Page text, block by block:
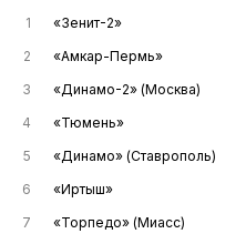
1 «Зенит-2»
2
«Амкар-Пермь»
3
«Динамо-2» (Москва)
4
«Тюмень»
5
«Динамо» (Ставрополь)
6
«Иртыш»
7
«Торпедо» (Миасс)